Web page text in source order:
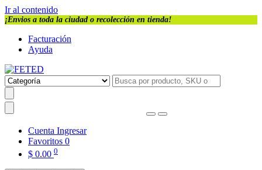
Ir al contenido
¡Envios a toda la ciudad o recolección en tienda!
Facturación
Ayuda
Cuenta Ingresar
Favoritos 0
$ 0.00 0